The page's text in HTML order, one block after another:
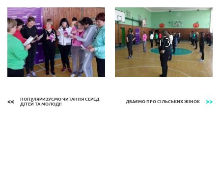
+3
ПОПУЛЯРИЗУЄМО ЧИТАННЯ СЕРЕД
ДІТЕЙ ТА МОЛОДІ!
ДБАЄМО ПРО СІЛЬСЬКИХ ЖІНОК